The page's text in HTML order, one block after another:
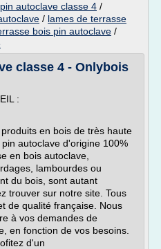
autoclave classe 4 /
/ lames de terrasse
bois pin autoclave /
classe 4 - Onlybois
:
en bois de très haute
autoclave d'origine 100%
en bois autoclave,
lambourdes ou
du bois, sont autant
trouver sur notre site. Tous
de qualité française. Nous
à vos demandes de
en fonction de vos besoins.
d'un